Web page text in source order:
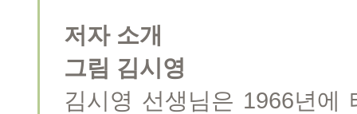
저자 소개
그림 김시영
김시영 선생님은 1966년에